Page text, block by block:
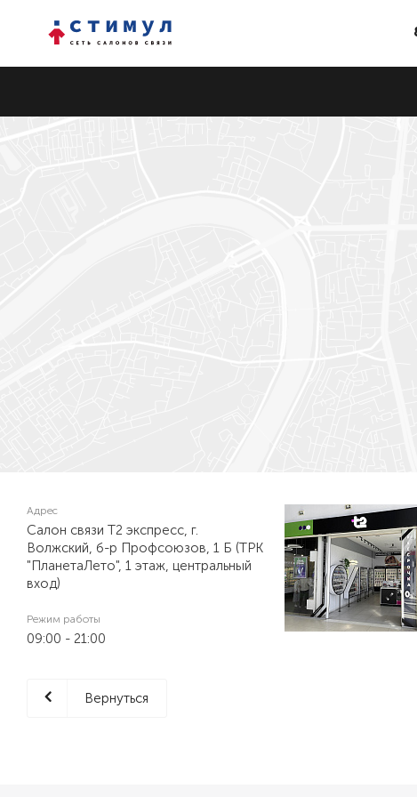
Адрес
Салон связи Т2 экспресс, г.
Волжский, б-р Профсоюзов, 1 Б (ТРК
"ПланетаЛето", 1 этаж, центральный
вход)
Режим работы
09:00 - 21:00
Вернуться